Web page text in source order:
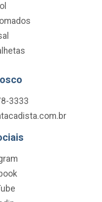
3333